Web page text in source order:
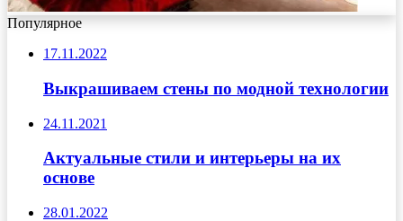
Популярное
17.11.2022
Выкрашиваем стены по модной технологии
24.11.2021
Актуальные стили и интерьеры на их
основе
28.01.2022